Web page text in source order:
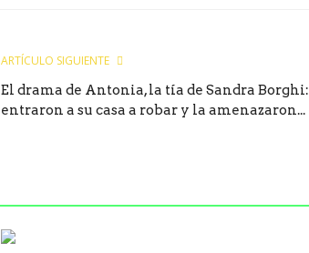
ARTÍCULO SIGUIENTE
El drama de Antonia, la tía de Sandra Borghi:
entraron a su casa a robar y la amenazaron...